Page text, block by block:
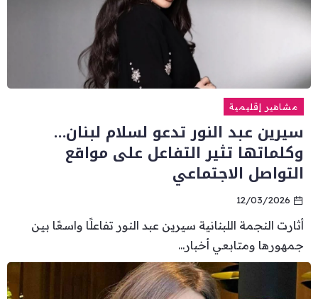
مشاهير إقليمية
سيرين عبد النور تدعو لسلام لبنان…
وكلماتها تثير التفاعل على مواقع
التواصل الاجتماعي
12/03/2026
أثارت النجمة اللبنانية سيرين عبد النور تفاعلًا واسعًا بين
جمهورها ومتابعي أخبار...